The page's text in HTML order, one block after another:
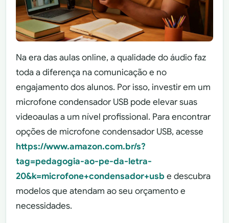
Na era das aulas online, a qualidade do áudio faz
toda a diferença na comunicação e no
engajamento dos alunos. Por isso, investir em um
microfone condensador USB pode elevar suas
videoaulas a um nível profissional. Para encontrar
opções de microfone condensador USB, acesse
https://www.amazon.com.br/s?
tag=pedagogia-ao-pe-da-letra-
20&k=microfone+condensador+usb e descubra
modelos que atendam ao seu orçamento e
necessidades.